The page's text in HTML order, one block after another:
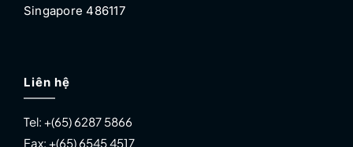
Singapore 486117
Liên hệ
Tel: +(65) 6287 5866
Fax: +(65) 6545 4517